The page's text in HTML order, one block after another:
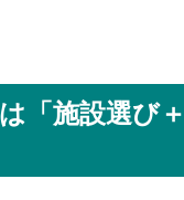
「施設選び